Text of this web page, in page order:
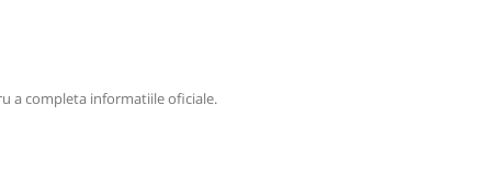
a completa informatiile oficiale.